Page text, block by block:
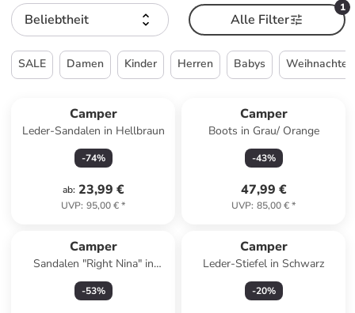
Beliebtheit
1
Alle Filter
SALE Damen Kinder Herren Babys Weihnachten
Camper
Leder-Sandalen in Hellbraun
-74%
ab: 23,99 €
UVP: 95,00 €*
Camper
Boots in Grau/ Orange
-43%
47,99 €
UVP: 85,00 €*
Camper
Sandalen "Right Nina" in
Schwarz
-53%
Camper
Leder-Stiefel in Schwarz
-20%